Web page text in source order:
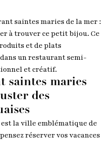
saintes maries de la mer :
à trouver ce petit bijou. Ce
et de plats
un restaurant semi-
et créatif.
saintes maries
des
la ville emblématique de
réserver vos vacances